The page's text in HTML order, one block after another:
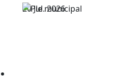
20Jul. 2026